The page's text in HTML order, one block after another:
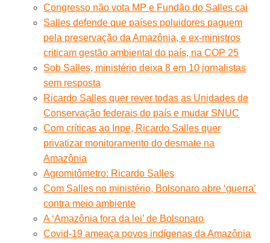
Congresso não vota MP e Fundão do Salles cai
Salles defende que países poluidores paguem
pela preservação da Amazônia, e ex-ministros
criticam gestão ambiental do país, na COP 25
Sob Salles, ministério deixa 8 em 10 jornalistas
sem resposta
Ricardo Salles quer rever todas as Unidades de
Conservação federais do país e mudar SNUC
Com críticas ao Inpe, Ricardo Salles quer
privatizar monitoramento do desmate na
Amazônia
Agromitômetro: Ricardo Salles
Com Salles no ministério, Bolsonaro abre ‘guerra’
contra meio ambiente
A ‘Amazônia fora da lei’ de Bolsonaro
Covid-19 ameaça povos indígenas da Amazônia